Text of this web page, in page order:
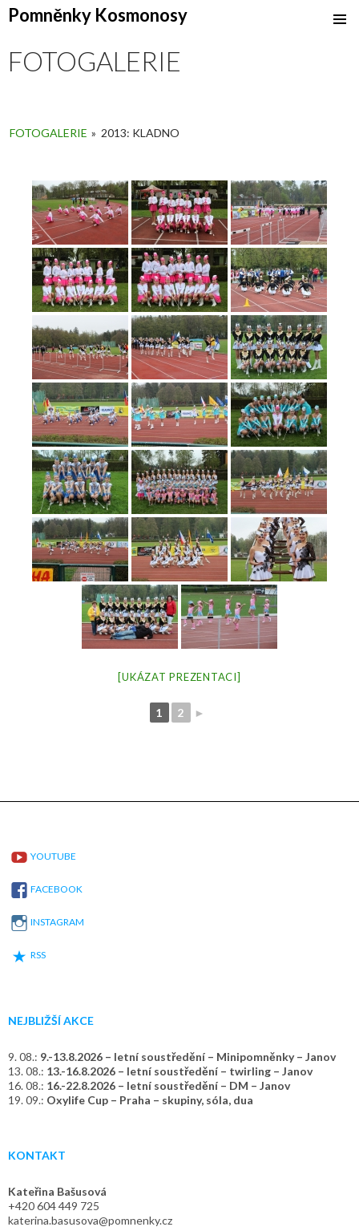
Pomněnky Kosmonosy
TO
CONTENT
FOTOGALERIE
FOTOGALERIE » 2013: KLADNO
[UKÁZAT PREZENTACI]
1 2 ►
YOUTUBE
FACEBOOK
INSTAGRAM
RSS
NEJBLIŽŠÍ AKCE
9. 08.: 9.-13.8.2026 – letní soustředění – Minipomněnky – Janov
13. 08.: 13.-16.8.2026 – letní soustředění – twirling – Janov
16. 08.: 16.-22.8.2026 – letní soustředění – DM – Janov
19. 09.: Oxylife Cup – Praha – skupiny, sóla, dua
KONTAKT
Kateřina Bašusová
+420 604 449 725
katerina.basusova@pomnenky.cz